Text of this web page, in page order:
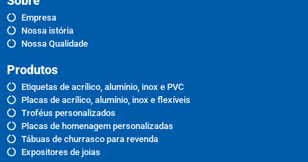
Empresa
Nossa istória
Nossa Qualidade
Produtos
Etiquetas de acrílico, alumínio, inox e PVC
Placas de acrílico, alumínio, inox e flexíveis
Troféus personalizados
Placas de homenagem personalizadas
Tábuas de churrasco para revenda
Expositores de joias